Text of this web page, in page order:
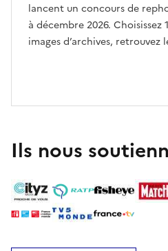
lancent un concours de
à décembre 2026. Choisissez
images d’archives,
rephotographier.Lien
Ils nous